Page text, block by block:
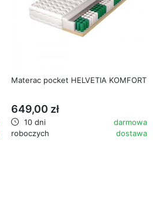
Materac pocket HELVETIA KOMFORT
649,00 zł
10 dni
roboczych
darmowa
dostawa